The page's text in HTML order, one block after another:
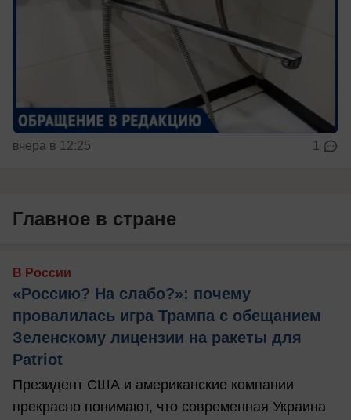
вчера в 12:25 1
Главное в стране
В России
«Россию? На слабо?»: почему
провалилась игра Трампа с обещанием
Зеленскому лицензии на ракеты для
Patriot
Президент США и американские компании
прекрасно понимают, что современная Украина